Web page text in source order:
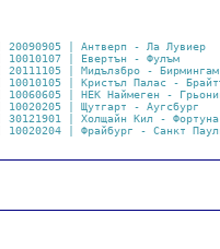
20090905 |
10010107 |
20111105 |
10010105 | Кристъл
10060605 | НЕК
10020205 |
30121901 | Холщайн Кил -
10020204 |